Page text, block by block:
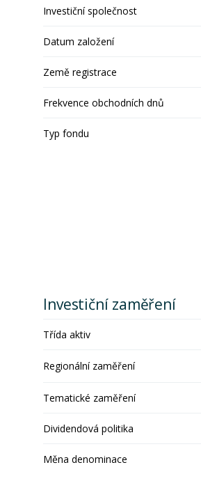
Investiční společnost
Datum založení
Země registrace
Frekvence obchodních dnů
Typ fondu
Investiční zaměření
Třída aktiv
Regionální zaměření
Tematické zaměření
Dividendová politika
Měna denominace